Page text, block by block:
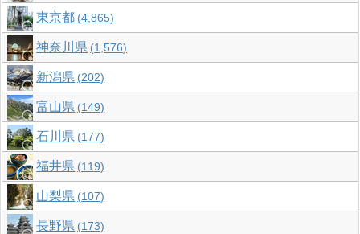
東京都 4,865
神奈川県 1,576
新潟県 202
富山県 149
石川県 177
福井県 119
山梨県 107
長野県 173